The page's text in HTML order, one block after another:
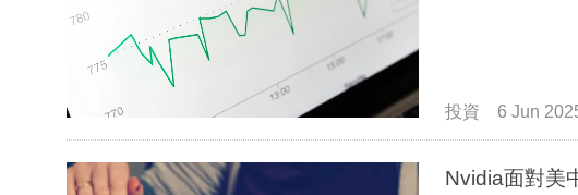
投資 6 Jun
Nvidia面對美